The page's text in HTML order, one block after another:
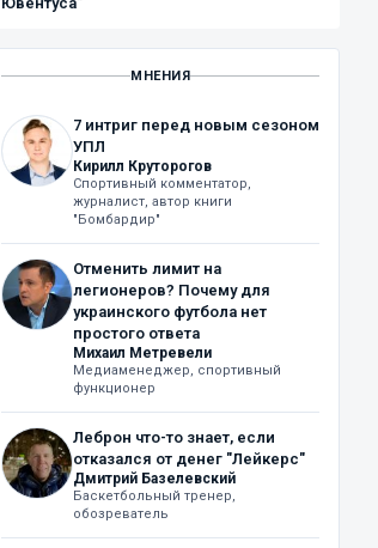
МНЕНИЯ
7 интриг перед новым сезоном
УПЛ
Кирилл Круторогов
Спортивный комментатор,
журналист, автор книги
"Бомбардир"
Отменить лимит на
легионеров? Почему для
украинского футбола нет
простого ответа
Михаил Метревели
Медиаменеджер, спортивный
функционер
Леброн что-то знает, если
отказался от денег "Лейкерс"
Дмитрий Базелевский
Баскетбольный тренер,
обозреватель